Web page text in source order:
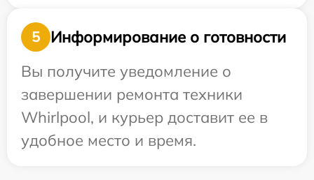
5
Информирование о готовности
Вы получите уведомление о
завершении ремонта техники
Whirlpool, и курьер доставит ее в
удобное место и время.